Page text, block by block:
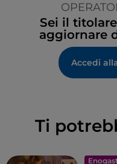
Sei il
aggiornare
Accedi
Ti